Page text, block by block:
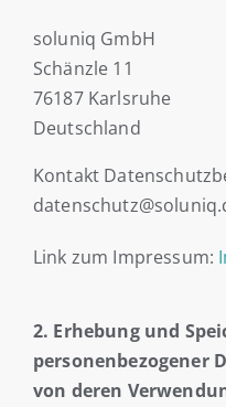
soluniq GmbH
Schänzle 11
76187 Karlsruhe
Deutschland
Kontakt
Link zum Impressum:
2. Erhebung und
personenbezogener
von deren